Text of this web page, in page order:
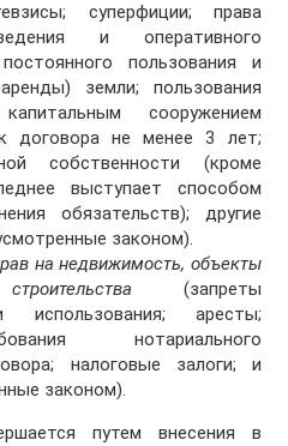
суперфиции; права
и оперативного
пользования и
земли; пользования
сооружением
договора не менее 3 лет;
собственности (кроме
выступает способом
обязательств); другие
законом).
на недвижимость, объекты
строительства (запреты
использования; аресты;
нотариального
налоговые залоги; и
законом).
путем внесения в